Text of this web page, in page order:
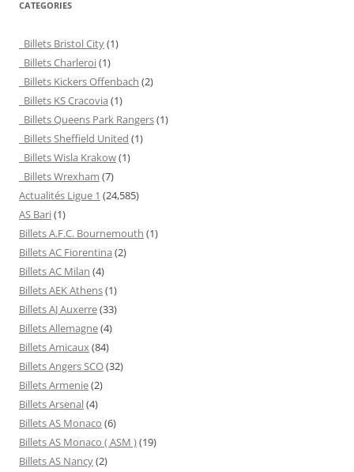
CATEGORIES
Billets Bristol City(1)
Billets Charleroi(1)
Billets Kickers Offenbach (2)
Billets KS Cracovia (1)
Billets Queens Park Rangers(1)
Billets Sheffield United (1)
Billets Wisla Krakow(1)
Billets Wrexham (7)
Actualités Ligue 1 (24,585)
AS Bari(1)
Billets A.F.C. Bournemouth (1)
Billets AC Fiorentina (2)
Billets AC Milan (4)
Billets AEK Athens(1)
Billets AJ Auxerre(33)
Billets Allemagne(4)
Billets Amicaux(84)
Billets Angers SCO(32)
Billets Armenie(2)
Billets Arsenal(4)
Billets AS Monaco (6)
Billets AS Monaco ( ASM )(19)
Billets AS Nancy(2)